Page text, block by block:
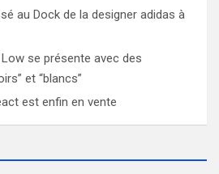
au Dock de la designer adidas à
se présente avec des
et “blancs”
est enfin en vente